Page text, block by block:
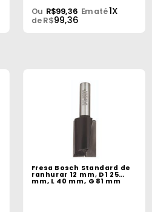
Ou R$99,36 Em até1X
de R$99,36
Fresa Bosch Standard de
ranhurar 12 mm, D1 25
mm, L 40 mm, G 81 mm